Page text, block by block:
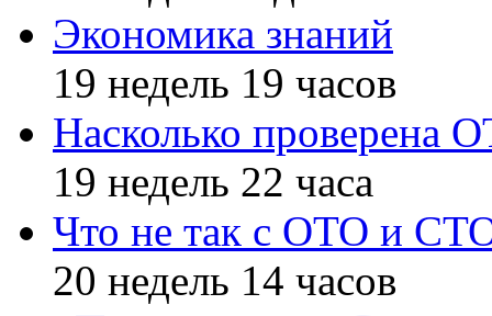
Экономика знаний
19 недель 19 часов
Насколько проверена
19 недель 22 часа
Что не так с ОТО и
20 недель 14 часов